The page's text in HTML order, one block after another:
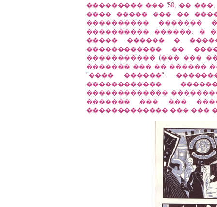
��������� ��� '50, ��
���� ����� ��� ��
���������� �������
���������� ������. �
����� ������ �
������������ ��
����������� (��� ���
������� ��� �� ������
"���� ������".
������������
�������������
������� ��� ���
������������� ��� ���